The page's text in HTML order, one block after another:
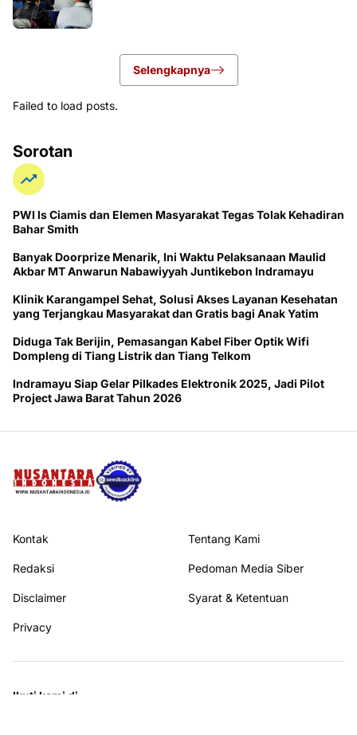
Selengkapnya
Failed to load posts.
Sorotan
PWI ls Ciamis dan Elemen Masyarakat Tegas Tolak Kehadiran
Bahar Smith
Banyak Doorprize Menarik, Ini Waktu Pelaksanaan Maulid
Akbar MT Anwarun Nabawiyyah Juntikebon Indramayu
Klinik Karangampel Sehat, Solusi Akses Layanan Kesehatan
yang Terjangkau Masyarakat dan Gratis bagi Anak Yatim
Diduga Tak Berijin, Pemasangan Kabel Fiber Optik Wifi
Dompleng di Tiang Listrik dan Tiang Telkom
Indramayu Siap Gelar Pilkades Elektronik 2025, Jadi Pilot
Project Jawa Barat Tahun 2026
Kontak Tentang Kami
Redaksi Pedoman Media Siber
Disclaimer Syarat & Ketentuan
Privacy
Ikuti kami di